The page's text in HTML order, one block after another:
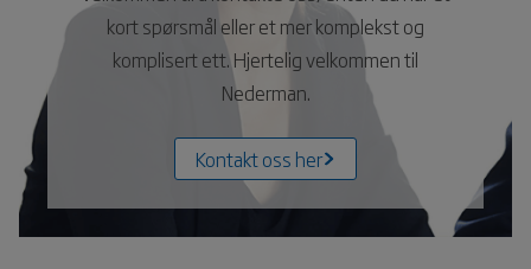
kort spørsmål eller et mer komplekst og
komplisert ett. Hjertelig velkommen til
Nederman.
Kontakt oss her